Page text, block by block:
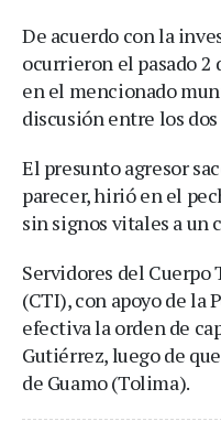
De acuerdo con la
ocurrieron el pasado 2
en el mencionado
discusión entre los
El presunto agresor
parecer, hirió en el
sin signos vitales a un
Servidores del
(CTI), con apoyo de la
efectiva la orden de
Gutiérrez, luego de
de Guamo (Tolima).